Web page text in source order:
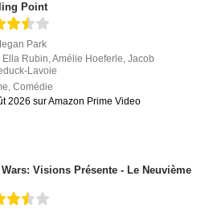
Point
Park
Ella Rubin,Amélie Hoeferle,Jacob
Lavoie
,Comédie
2026 sur Amazon Prime Video
Visions Présente - Le Neuvième